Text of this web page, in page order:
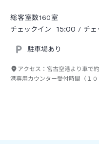
総客室数160室
チェックイン
15:00 / チェ
駐車場あり
アクセス： 宮古空港より車で
港専用カウンター受付時間（１０